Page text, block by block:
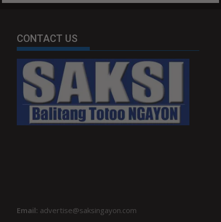
CONTACT US
Email: advertise@saksingayon.com